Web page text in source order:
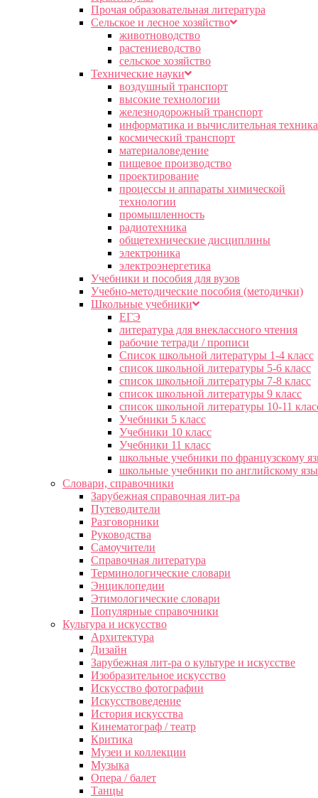
Прочая образовательная литература
Сельское и лесное хозяйство
животноводство
растениеводство
сельское хозяйство
Технические науки
воздушный транспорт
высокие технологии
железнодорожный транспорт
информатика и вычислительная техника
космический транспорт
материаловедение
пищевое производство
проектирование
процессы и аппараты химической
технологии
промышленность
радиотехника
общетехнические дисциплины
электроника
электроэнергетика
Учебники и пособия для вузов
Учебно-методические пособия (методички)
Школьные учебники
ЕГЭ
литература для внеклассного чтения
рабочие тетради / прописи
Список школьной литературы 1-4 класс
список школьной литературы 5-6 класс
список школьной литературы 7-8 класс
список школьной литературы 9 класс
список школьной литературы 10-11
Учебники 5 класс
Учебники 10 класс
Учебники 11 класс
школьные учебники по французскому
школьные учебники по английскому
Словари, справочники
Зарубежная справочная лит-ра
Путеводители
Разговорники
Руководства
Самоучители
Справочная литература
Терминологические словари
Энциклопедии
Этимологические словари
Популярные справочники
Культура и искусство
Архитектура
Дизайн
Зарубежная лит-ра о культуре и искусстве
Изобразительное искусство
Искусство фотографии
Искусствоведение
История искусства
Кинематограф / театр
Критика
Музеи и коллекции
Музыка
Опера / балет
Танцы